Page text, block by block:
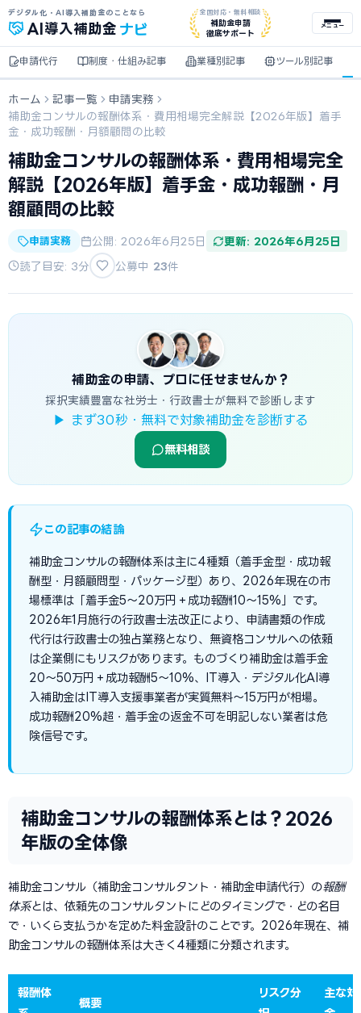
デジタル化・AI導入補助金のことなら
AI 導入補助金 ナビ
全国対応・無料相談
補助金申請
徹底サポート
メニュー
申請代行 制度・仕組み記事 業種別記事 ツール別記事
ホーム 記事一覧
申請実務
補助金コンサルの報酬体系・費用相場完全解説【2026年版】着手
金・成功報酬・月額顧問の比較
補助金コンサルの報酬体系・費用相場完全
解説【2026年版】着手金・成功報酬・月
額顧問の比較
申請実務 公開: 2026年6月25日 更新: 2026年6月25日
読了目安: 3分 公募中 23件
補助金の申請、プロに任せませんか？
採択実績豊富な社労士・行政書士が無料で診断します
▶ まず30秒・無料で対象補助金を診断する
無料相談
この記事の結論
補助金コンサルの報酬体系は主に4種類（着手金型・成功報
酬型・月額顧問型・パッケージ型）あり、2026年現在の市
場標準は「着手金5〜20万円＋成功報酬10〜15%」です。
2026年1月施行の行政書士法改正により、申請書類の作成
代行は行政書士の独占業務となり、無資格コンサルへの依頼
は企業側にもリスクがあります。ものづくり補助金は着手金
20〜50万円＋成功報酬5〜10%、IT導入・デジタル化AI導
入補助金はIT導入支援事業者が実質無料〜15万円が相場。
成功報酬20%超・着手金の返金不可を明記しない業者は危
険信号です。
補助金コンサルの報酬体系とは？2026
年版の全体像
補助金コンサル（補助金コンサルタント・補助金申請代行）の報酬
体系とは、依頼先のコンサルタントにどのタイミングで・どの名目
で・いくら支払うかを定めた料金設計のことです。2026年現在、補
助金コンサルの報酬体系は大きく4種類に分類されます。
報酬体
概要
リスク分
主な対